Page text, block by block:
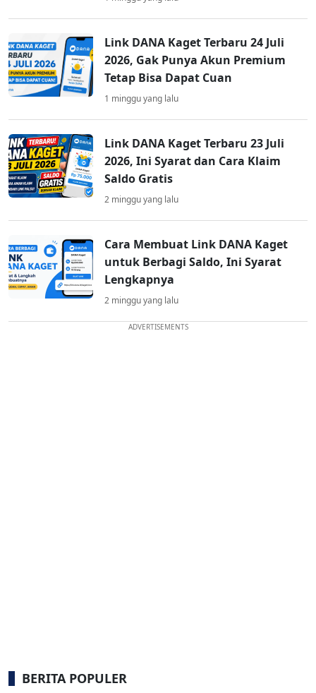
Link DANA Kaget Terbaru 24 Juli
2026, Gak Punya Akun Premium
Tetap Bisa Dapat Cuan
1 minggu yang lalu
Link DANA Kaget Terbaru 23 Juli
2026, Ini Syarat dan Cara Klaim
Saldo Gratis
2 minggu yang lalu
Cara Membuat Link DANA Kaget
untuk Berbagi Saldo, Ini Syarat
Lengkapnya
2 minggu yang lalu
ADVERTISEMENTS
BERITA POPULER